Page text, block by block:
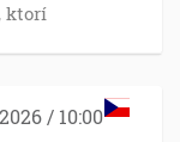
ktorí
/ 10:00